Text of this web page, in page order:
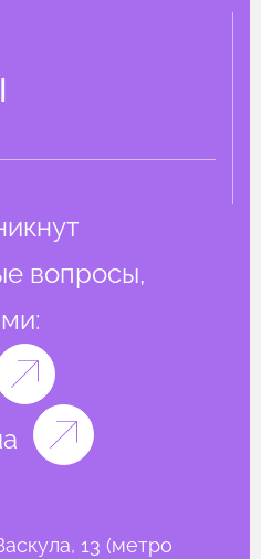
вопросы,
13 (метро